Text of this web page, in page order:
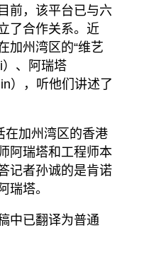
前，该平台已与六
了合作关系。近
加州湾区的“维艺
）、阿瑞塔
），听他们讲述了
在加州湾区的香港
阿瑞塔和工程师本
记者孙诚的是肯诺
瑞塔。
中已翻译为普通